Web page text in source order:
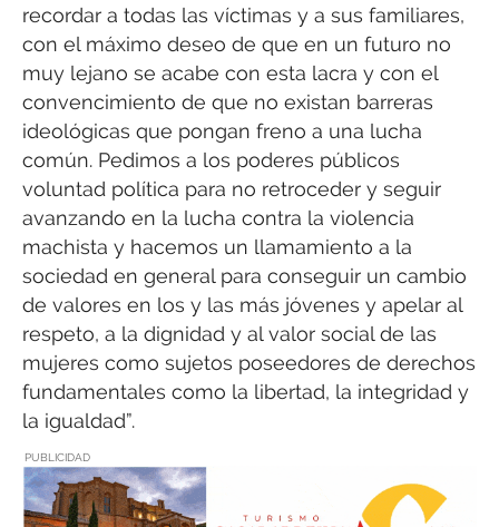
recordar a todas las víctimas y a sus familiares,
con el máximo deseo de que en un futuro no
muy lejano se acabe con esta lacra y con el
convencimiento de que no existan barreras
ideológicas que pongan freno a una lucha
común. Pedimos a los poderes públicos
voluntad política para no retroceder y seguir
avanzando en la lucha contra la violencia
machista y hacemos un llamamiento a la
sociedad en general para conseguir un cambio
de valores en los y las más jóvenes y apelar al
respeto, a la dignidad y al valor social de las
mujeres como sujetos poseedores de derechos
fundamentales como la libertad, la integridad y
la igualdad”.
PUBLICIDAD